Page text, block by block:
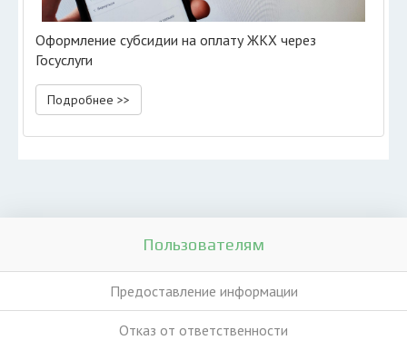
Оформление субсидии на оплату ЖКХ через
Госуслуги
Подробнее >>
Пользователям
Предоставление информации
Отказ от ответственности